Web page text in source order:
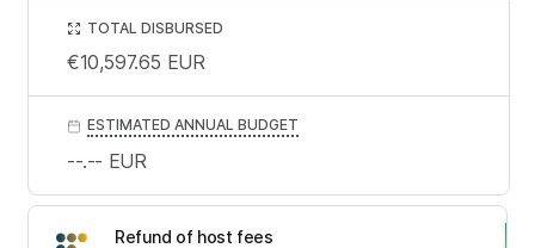
Refund of host fees
TOTAL DISBURSED
€10,597.65 EUR
ESTIMATED ANNUAL BUDGET
--.-- EUR